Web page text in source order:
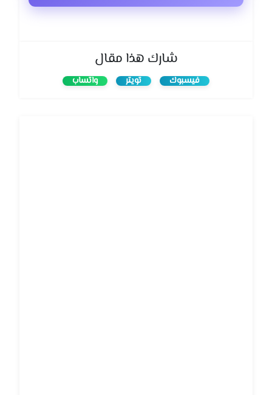
شارك هذا مقال
فيسبوك تويتر واتساب